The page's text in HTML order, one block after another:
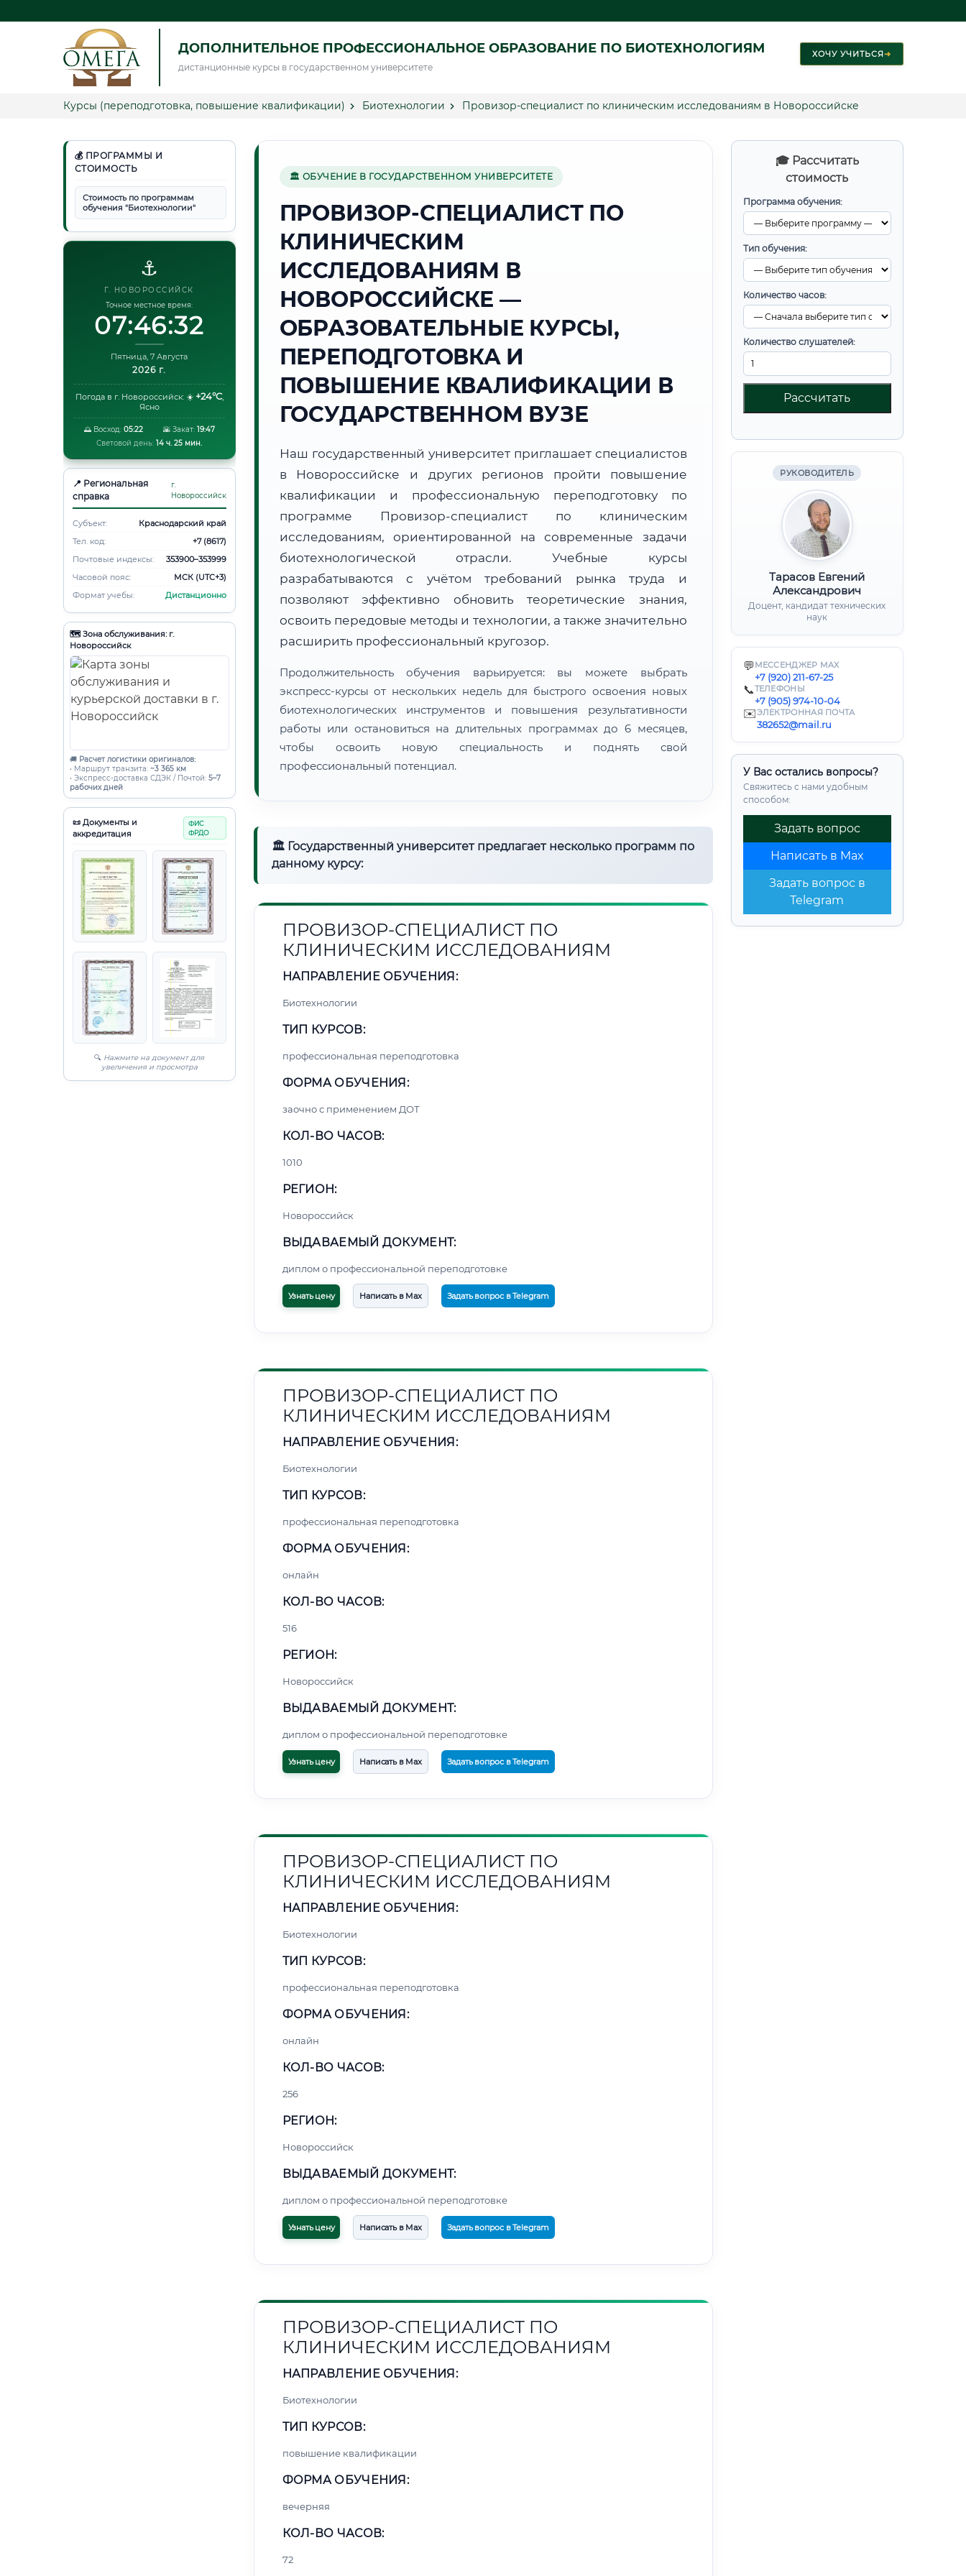
ДОПОЛНИТЕЛЬНОЕ ПРОФЕССИОНАЛЬНОЕ ОБРАЗОВАНИЕ ПО БИОТЕХНОЛОГИЯМ
дистанционные курсы в государственном университете
ХОЧУ УЧИТЬСЯ➜
Курсы (переподготовка, повышение квалификации) Биотехнологии Провизор-специалист по клиническим исследованиям в Новороссийске
💰 ПРОГРАММЫ И
СТОИМОСТЬ
Стоимость по программам
обучения "Биотехнологии"
⚓
Г. НОВОРОССИЙСК
Точное местное время:
07:46:33
Пятница, 7 Августа
2026 г.
Погода в г. Новороссийск: ☀️ +24°C,
Ясно
🌅 Восход: 05:22 🌇 Закат: 19:47
Световой день: 14 ч. 25 мин.
📍 Региональная
справка
г.
Новороссийск
Субъект:
Краснодарский край
Тел. код:
+7 (8617)
Почтовые индексы:
353900–353999
Часовой пояс:
МСК (UTC+3)
Формат учебы:
Дистанционно
🗺️ Зона обслуживания: г.
Новороссийск
🚚 Расчет логистики оригиналов:
• Маршрут транзита: ~3 365 км
• Экспресс-доставка СДЭК / Почтой: 5–7
рабочих дней
📜 Документы и
аккредитация
ФИС
ФРДО
🔍 Нажмите на документ для
увеличения и просмотра
🎓 Рассчитать
стоимость
Программа обучения:
Тип обучения:
Количество часов:
Количество слушателей:
Рассчитать
РУКОВОДИТЕЛЬ
Тарасов Евгений
Александрович
Доцент, кандидат технических
наук
💬 МЕССЕНДЖЕР MAX
+7 (920) 211-67-25
📞ТЕЛЕФОНЫ
+7 (905) 974-10-04
✉️ЭЛЕКТРОННАЯ ПОЧТА
382652@mail.ru
У Вас остались вопросы?
Свяжитесь с нами удобным
способом:
Задать вопрос
Написать в Max
Задать вопрос в
Telegram
🏛 ОБУЧЕНИЕ В ГОСУДАРСТВЕННОМ УНИВЕРСИТЕТЕ
ПРОВИЗОР-СПЕЦИАЛИСТ ПО
КЛИНИЧЕСКИМ
ИССЛЕДОВАНИЯМ В
НОВОРОССИЙСКЕ —
ОБРАЗОВАТЕЛЬНЫЕ КУРСЫ,
ПЕРЕПОДГОТОВКА И
ПОВЫШЕНИЕ КВАЛИФИКАЦИИ В
ГОСУДАРСТВЕННОМ ВУЗЕ
Наш государственный университет приглашает специалистов
в Новороссийске и других регионов пройти повышение
квалификации и профессиональную переподготовку по
программе Провизор-специалист по клиническим
исследованиям, ориентированной на современные задачи
биотехнологической отрасли. Учебные курсы
разрабатываются с учётом требований рынка труда и
позволяют эффективно обновить теоретические знания,
освоить передовые методы и технологии, а также значительно
расширить профессиональный кругозор.
Продолжительность обучения варьируется: вы можете выбрать
экспресс-курсы от нескольких недель для быстрого освоения новых
биотехнологических инструментов и повышения результативности
работы или остановиться на длительных программах до 6 месяцев,
чтобы освоить новую специальность и поднять свой
профессиональный потенциал.
🏛 Государственный университет предлагает несколько программ по
данному курсу:
ПРОВИЗОР-СПЕЦИАЛИСТ ПО
КЛИНИЧЕСКИМ ИССЛЕДОВАНИЯМ
НАПРАВЛЕНИЕ ОБУЧЕНИЯ:
Биотехнологии
ТИП КУРСОВ:
профессиональная переподготовка
ФОРМА ОБУЧЕНИЯ:
заочно с применением ДОТ
КОЛ-ВО ЧАСОВ:
1010
РЕГИОН:
Новороссийск
ВЫДАВАЕМЫЙ ДОКУМЕНТ:
диплом о профессиональной переподготовке
Узнать цену Написать в Max Задать вопрос в Telegram
ПРОВИЗОР-СПЕЦИАЛИСТ ПО
КЛИНИЧЕСКИМ ИССЛЕДОВАНИЯМ
НАПРАВЛЕНИЕ ОБУЧЕНИЯ:
Биотехнологии
ТИП КУРСОВ:
профессиональная переподготовка
ФОРМА ОБУЧЕНИЯ:
онлайн
КОЛ-ВО ЧАСОВ:
516
РЕГИОН:
Новороссийск
ВЫДАВАЕМЫЙ ДОКУМЕНТ:
диплом о профессиональной переподготовке
Узнать цену Написать в Max Задать вопрос в Telegram
ПРОВИЗОР-СПЕЦИАЛИСТ ПО
КЛИНИЧЕСКИМ ИССЛЕДОВАНИЯМ
НАПРАВЛЕНИЕ ОБУЧЕНИЯ:
Биотехнологии
ТИП КУРСОВ:
профессиональная переподготовка
ФОРМА ОБУЧЕНИЯ:
онлайн
КОЛ-ВО ЧАСОВ:
256
РЕГИОН:
Новороссийск
ВЫДАВАЕМЫЙ ДОКУМЕНТ:
диплом о профессиональной переподготовке
Узнать цену Написать в Max Задать вопрос в Telegram
ПРОВИЗОР-СПЕЦИАЛИСТ ПО
КЛИНИЧЕСКИМ ИССЛЕДОВАНИЯМ
НАПРАВЛЕНИЕ ОБУЧЕНИЯ:
Биотехнологии
ТИП КУРСОВ:
повышение квалификации
ФОРМА ОБУЧЕНИЯ:
вечерняя
КОЛ-ВО ЧАСОВ:
72